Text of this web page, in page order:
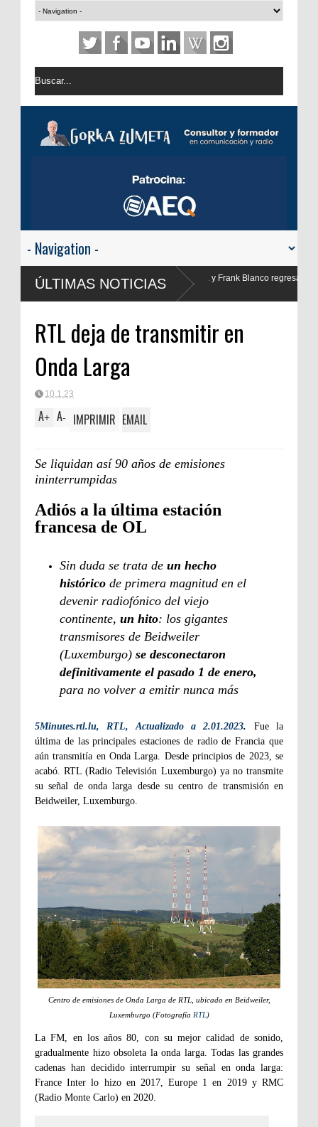
ÚLTIMAS NOTICIAS
Blanco regresan a
RTL deja de transmitir en
Onda Larga
10.1.23
A+ A- IMPRIMIR EMAIL
Se liquidan así 90 años de emisiones
ininterrumpidas
Adiós a la última estación
francesa de OL
Sin duda se trata de un hecho
histórico de primera magnitud en el
devenir radiofónico del viejo
continente, un hito: los gigantes
transmisores de Beidweiler
(Luxemburgo) se desconectaron
definitivamente el pasado 1 de enero,
para no volver a emitir nunca más
5Minutes.rtl.lu, RTL, Actualizado a 2.01.2023. Fue la
última de las principales estaciones de radio de Francia que
aún transmitía en Onda Larga. Desde principios de 2023, se
acabó. RTL (Radio Televisión Luxemburgo) ya no transmite
su señal de onda larga desde su centro de transmisión en
Beidweiler, Luxemburgo.
Centro de emisiones de Onda Larga de RTL, ubicado en Beidweiler,
Luxemburgo (Fotografía RTL)
La FM, en los años 80, con su mejor calidad de sonido,
gradualmente hizo obsoleta la onda larga. Todas las grandes
cadenas han decidido interrumpir su señal en onda larga:
France Inter lo hizo en 2017, Europe 1 en 2019 y RMC
(Radio Monte Carlo) en 2020.